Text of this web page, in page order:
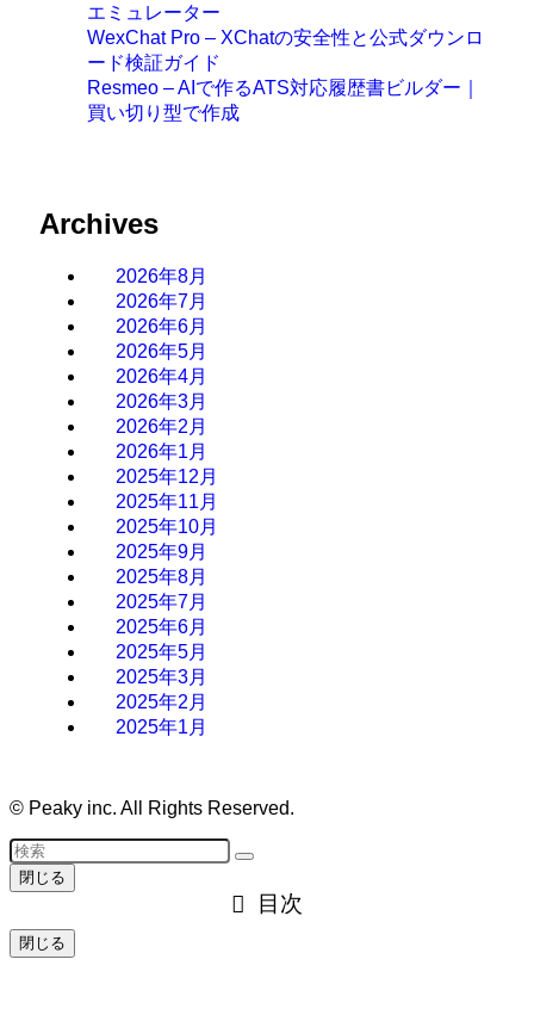
エミュレーター
WexChat Pro – XChatの安全性と公式ダウンロ
ード検証ガイド
Resmeo – AIで作るATS対応履歴書ビルダー｜
買い切り型で作成
Archives
2026年8月
2026年7月
2026年6月
2026年5月
2026年4月
2026年3月
2026年2月
2026年1月
2025年12月
2025年11月
2025年10月
2025年9月
2025年8月
2025年7月
2025年6月
2025年5月
2025年3月
2025年2月
2025年1月
© Peaky inc. All Rights Reserved.
閉じる
目次
閉じる